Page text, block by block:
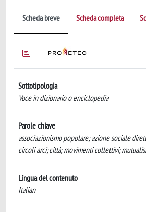
Scheda breve Scheda completa
Sottotipologia
Voce in dizionario o enciclopedia
Parole chiave
associazionismo popolare; azione sociale
circoli arci; città; movimenti collettivi;
Lingua del contenuto
Italian